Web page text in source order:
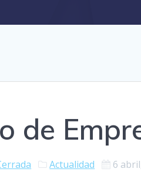
de
Actualidad 6